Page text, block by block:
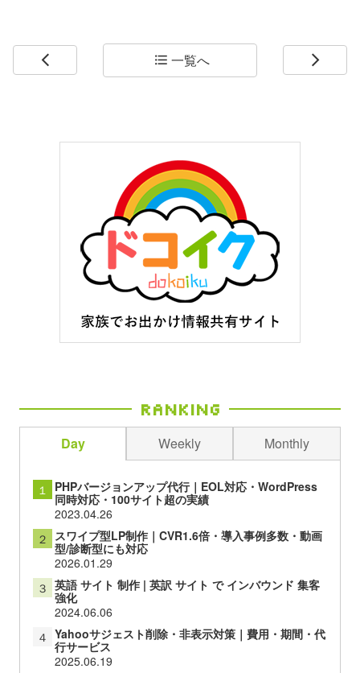
arrow_back_ios format_list_bulleted 一覧へ arrow_forward_ios
Ranking
Day Weekly Monthly
１
PHPバージョンアップ代行｜EOL対応・WordPress
同時対応・100サイト超の実績
2023.04.26
２
スワイプ型LP制作｜CVR1.6倍・導入事例多数・動画
型/診断型にも対応
2026.01.29
３ 英語 サイト 制作 | 英訳 サイト で インバウンド 集客
強化
2024.06.06
４ Yahooサジェスト削除・非表示対策｜費用・期間・代
行サービス
2025.06.19